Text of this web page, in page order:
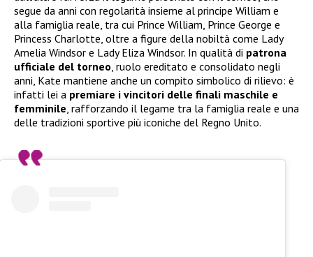
segue da anni con regolarità insieme al principe William e
alla famiglia reale, tra cui Prince William, Prince George e
Princess Charlotte, oltre a figure della nobiltà come Lady
Amelia Windsor e Lady Eliza Windsor. In qualità di patrona
ufficiale del torneo, ruolo ereditato e consolidato negli
anni, Kate mantiene anche un compito simbolico di rilievo: è
infatti lei a premiare i vincitori delle finali maschile e
femminile, rafforzando il legame tra la famiglia reale e una
delle tradizioni sportive più iconiche del Regno Unito.